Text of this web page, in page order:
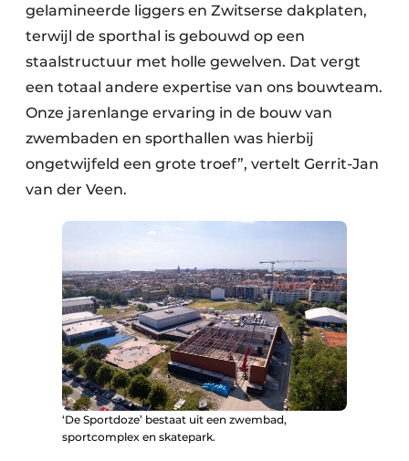
gelamineerde liggers en Zwitserse dakplaten,
terwijl de sporthal is gebouwd op een
staalstructuur met holle gewelven. Dat vergt
een totaal andere expertise van ons bouwteam.
Onze jarenlange ervaring in de bouw van
zwembaden en sporthallen was hierbij
ongetwijfeld een grote troef”, vertelt Gerrit-Jan
van der Veen.
‘De Sportdoze’ bestaat uit een zwembad,
sportcomplex en skatepark.